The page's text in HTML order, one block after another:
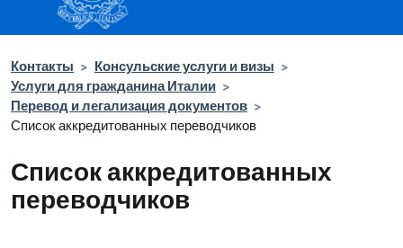
Контакты > Консульские услуги и визы >
Услуги для гражданина Италии >
Перевод и легализация документов >
Список аккредитованных переводчиков
Список аккредитованных
переводчиков